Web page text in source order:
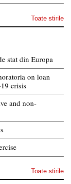
Toate stirile
stat din Europa
on loan
crisis
and non-
Toate stirile